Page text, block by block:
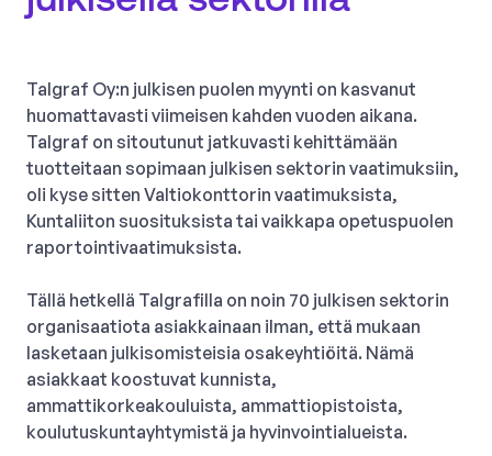
Talgraf Oy:n julkisen puolen myynti on kasvanut
huomattavasti viimeisen kahden vuoden aikana.
Talgraf on sitoutunut jatkuvasti kehittämään
tuotteitaan sopimaan julkisen sektorin vaatimuksiin,
oli kyse sitten Valtiokonttorin vaatimuksista,
Kuntaliiton suosituksista tai vaikkapa opetuspuolen
raportointivaatimuksista.
Tällä hetkellä Talgrafilla on noin 70 julkisen sektorin
organisaatiota asiakkainaan ilman, että mukaan
lasketaan julkisomisteisia osakeyhtiöitä. Nämä
asiakkaat koostuvat kunnista,
ammattikorkeakouluista, ammattiopistoista,
koulutuskuntayhtymistä ja hyvinvointialueista.